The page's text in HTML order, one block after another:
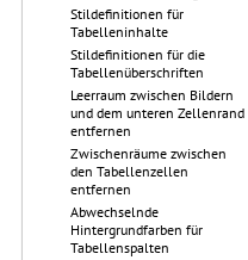
Stildefinitionen für
Tabelleninhalte
Stildefinitionen für die
Tabellenüberschriften
Leerraum zwischen Bildern
und dem unteren Zellenrand
entfernen
Zwischenräume zwischen
den Tabellenzellen
entfernen
Abwechselnde
Hintergrundfarben für
Tabellenspalten